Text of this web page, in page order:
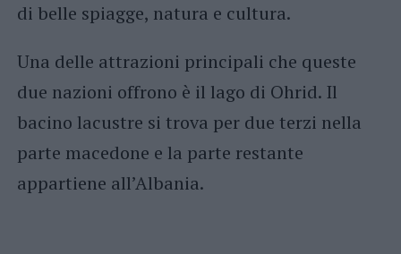
di belle spiagge, natura e cultura.
Una delle attrazioni principali che queste
due nazioni offrono è il lago di Ohrid. Il
bacino lacustre si trova per due terzi nella
parte macedone e la parte restante
appartiene all’Albania.